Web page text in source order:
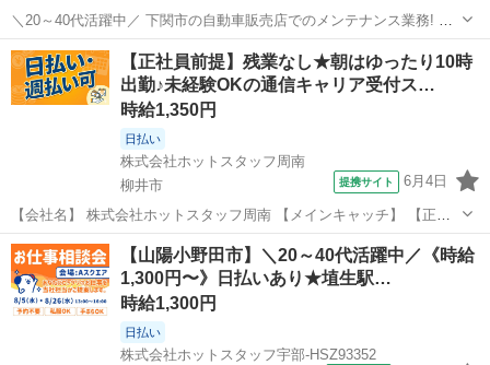
＼20～40代活躍中／ 下関市の自動車販売店でのメンテナンス業務! 自
動車整備士の資格を活かして 高時給1500円でしっかり稼げる! 火水休
みで私生活も大切にできるお仕事です◎ 《ココが魅力♪ 充実のメリッ
ト&環境》 まず...
山口 下関市 幡生駅 その他
【正社員前提】残業なし★朝はゆったり10時
出勤♪未経験OKの通信キャリア受付ス…
時給1,350円
日払い
株式会社ホットスタッフ周南
柳井市
提携サイト 6月4日
【会社名】 株式会社ホットスタッフ周南 【メインキャッチ】 【正社
員前提】残業なし★朝はゆったり10時出勤♪未経験OKの通信キャリア
受付スタッフ《週休2日》 【お仕事内容】 ＼大手通信キャリアショッ
プでの受付スタッフ／ ...
山口 柳井市 その他
【山陽小野田市】＼20～40代活躍中／《時給
1,300円〜》日払いあり★埴生駅…
時給1,300円
日払い
株式会社ホットスタッフ宇部-HSZ93352